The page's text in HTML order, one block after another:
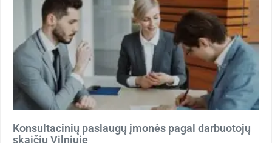
Konsultacinių paslaugų įmonės pagal darbuotojų
skaičių Vilniuje